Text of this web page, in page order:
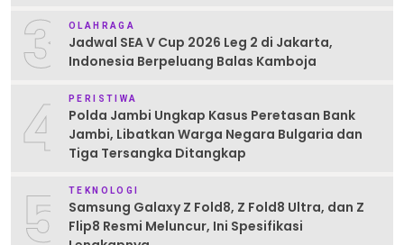
3 OLAHRAGA
Jadwal SEA V Cup 2026 Leg 2 di Jakarta,
Indonesia Berpeluang Balas Kamboja
4 PERISTIWA
Polda Jambi Ungkap Kasus Peretasan Bank
Jambi, Libatkan Warga Negara Bulgaria dan
Tiga Tersangka Ditangkap
5 TEKNOLOGI
Samsung Galaxy Z Fold8, Z Fold8 Ultra, dan Z
Flip8 Resmi Meluncur, Ini Spesifikasi